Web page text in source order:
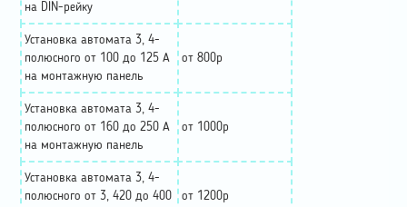
на DIN-рейку
Установка автомата 3, 4-
полюсного от 100 до 125 А
на монтажную панель
от 800р
Установка автомата 3, 4-
полюсного от 160 до 250 А
на монтажную панель
от 1000р
Установка автомата 3, 4-
полюсного от 3, 420 до 400
от 1200р